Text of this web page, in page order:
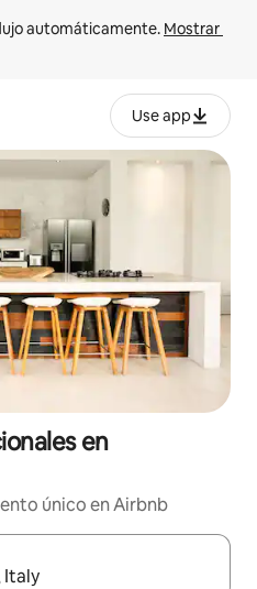
automáticamente. Mostrar
Use app
en
único en Airbnb
disponibles, podrás navegar